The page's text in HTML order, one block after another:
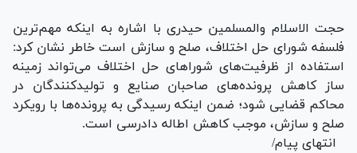
حجت الاسلام والمسلمین حیدری با اشاره به اینکه مهم‌ترین
فلسفه شورای حل اختلاف، صلح و سازش است خاطر نشان کرد:
استفاده از ظرفیت‌های شورا‌های حل اختلاف می‌تواند زمینه
ساز کاهش پرونده‌های صاحبان صنایع و تولیدکنندگان در
محاکم قضایی شود؛ ضمن اینکه رسیدگی به پرونده‌ها با رویکرد
صلح و سازش، موجب کاهش اطاله دادرسی است.
انتهای پیام/